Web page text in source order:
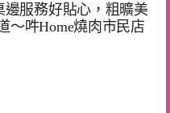
服務好貼心，粗曠美
～吽Home燒肉市民店